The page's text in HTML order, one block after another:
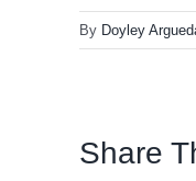
By Doyley
Share